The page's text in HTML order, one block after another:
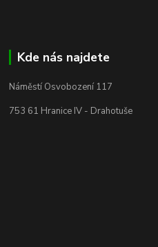
Kde nás najdete
Náměstí Osvobození 117
753 61 Hranice IV - Drahotuše